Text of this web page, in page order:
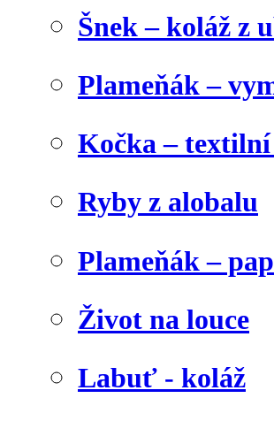
Šnek – koláž z
Plameňák –
Kočka –
Ryby z alobalu
Plameňák –
Život na louce
Labuť - koláž